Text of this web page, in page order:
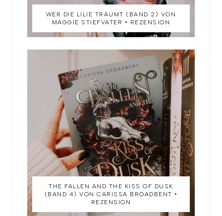
WER DIE LILIE TRÄUMT (BAND 2) VON
MAGGIE STIEFVATER • REZENSION
THE FALLEN AND THE KISS OF DUSK
(BAND 4) VON CARISSA BROADBENT •
REZENSION